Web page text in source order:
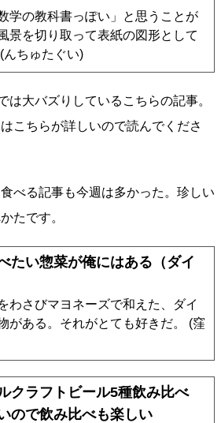
学の教科書っぽい」と思うことが
景を切り取って表紙の図形として
んちゅたぐい)
は大バズりしているこちらの記事。
こちらが詳しいので読んでくださ
べる記事も今週は多かった。珍しい
たです。
たい惣菜が俺にはある（ダイ
わさびマヨネーズで和えた、ダイ
がある。それがとても好きだ。 (窪
クラフトビール5種飲み比べ
ので飲み比べも楽しい